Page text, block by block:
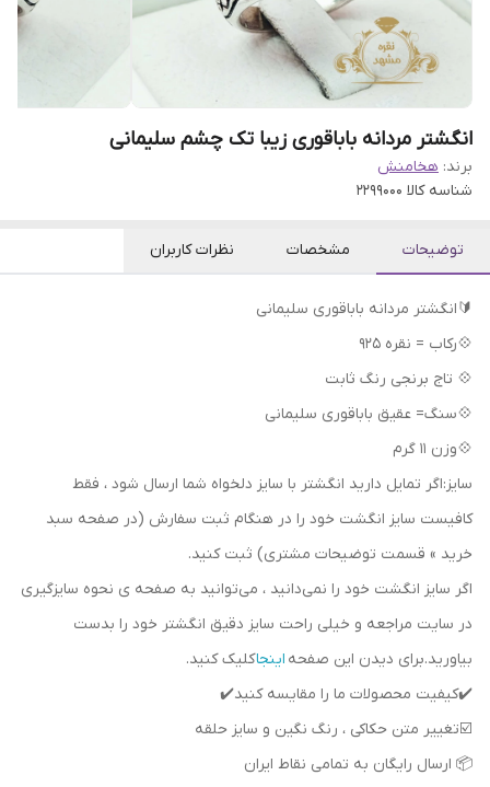
انگشتر مردانه باباقوری زیبا تک چشم سلیمانی
برند: هخامنش
شناسه کالا 2299000
توضیحات مشخصات نظرات کاربران
🔰انگشتر مردانه باباقوری سلیمانی
💠رکاب = نقره 925
💠 تاج برنجی رنگ ثابت
💠سنگ= عقیق باباقوری سلیمانی
💠وزن 11 گرم
سایز:اگر تمایل دارید انگشتر با سایز دلخواه شما ارسال شود ، فقط
کافیست سایز انگشت خود را در هنگام ثبت سفارش (در صفحه سبد
خرید » قسمت توضیحات مشتری) ثبت کنید.
اگر سایز انگشت خود را نمی‌دانید ، می‌توانید به صفحه ی نحوه سایزگیری
در سایت مراجعه و خیلی راحت سایز دقیق انگشتر خود را بدست
بیاورید.برای دیدن این صفحه اینجاکلیک کنید.
📦 ارسال رایگان به تمامی نقاط ایران